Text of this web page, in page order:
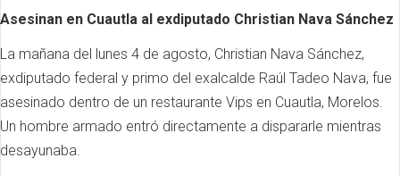
Asesinan en Cuautla al exdiputado Christian Nava Sánchez
La mañana del lunes 4 de agosto, Christian Nava Sánchez,
exdiputado federal y primo del exalcalde Raúl Tadeo Nava, fue
asesinado dentro de un restaurante Vips en Cuautla, Morelos.
Un hombre armado entró directamente a dispararle mientras
desayunaba.